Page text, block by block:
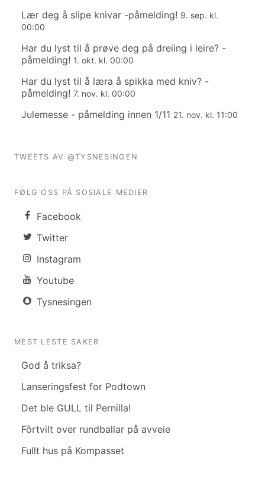
Lær deg å slipe knivar -påmelding! 9. sep. kl.
00:00
Har du lyst til å prøve deg på dreiing i leire? -
påmelding! 1. okt. kl. 00:00
Har du lyst til å læra å spikka med kniv? -
påmelding! 7. nov. kl. 00:00
Julemesse - påmelding innen 1/11 21. nov. kl. 11:00
TWEETS AV @TYSNESINGEN
FØLG OSS PÅ SOSIALE MEDIER
Facebook
Twitter
Instagram
Youtube
Tysnesingen
MEST LESTE SAKER
God å triksa?
Lanseringsfest for Podtown
Det ble GULL til Pernilla!
Fôrtvilt over rundballar på avveie
Fullt hus på Kompasset